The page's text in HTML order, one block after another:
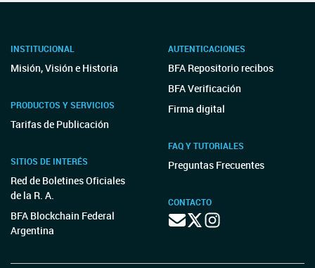
INSTITUCIONAL
Misión, Visión e Historia
PRODUCTOS Y SERVICIOS
Tarifas de Publicación
SITIOS DE INTERÉS
Red de Boletines Oficiales
de la R. A.
BFA Blockchain Federal
Argentina
AUTENTICACIONES
BFA Repositorio recibos
BFA Verificación
Firma digital
FAQ Y TUTORIALES
Preguntas Frecuentes
CONTACTO